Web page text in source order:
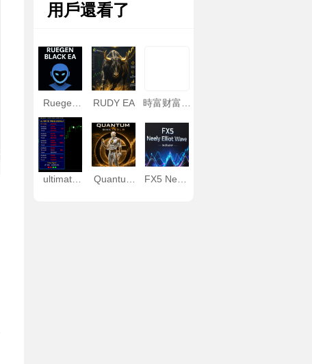
用戶還看了
Ruegen
RUDY EA
時富财富管
ultimate
Quantum
FX5 Neely